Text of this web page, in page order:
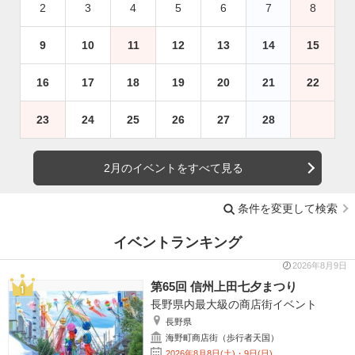
2 3 4 5 6 7 8
9 10 11 12 13 14 15
16 17 18 19 20 21 22
23 24 25 26 27 28
2月のイベントをすべて見る
条件を変更して検索
イベントランキング
2026年8月9日
第65回 信州上田七夕まつり
長野県内最大級の商店街イベント
長野県
海野町商店街（歩行者天国）